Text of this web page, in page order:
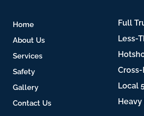
Home
About Us
Services
Safety
Gallery
Contact Us
Full
Less-
Local